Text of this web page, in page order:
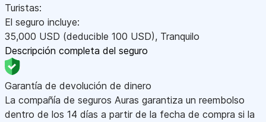
Turistas:
El seguro incluye:
35,000 USD (deducible 100 USD), Tranquilo
Descripción completa del seguro
Garantía de devolución de dinero
La compañía de seguros Auras garantiza un reembolso
dentro de los 14 días a partir de la fecha de compra si la